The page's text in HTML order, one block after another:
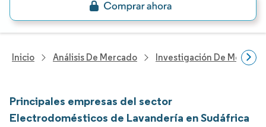
Inicio Análisis De Mercado Investigación De Mejoras
Principales empresas del sector
Electrodomésticos de Lavandería en Sudáfrica